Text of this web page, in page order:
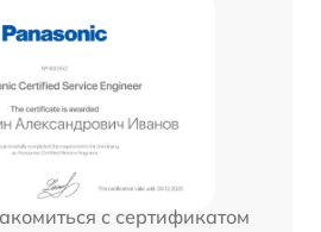
с сертификатом